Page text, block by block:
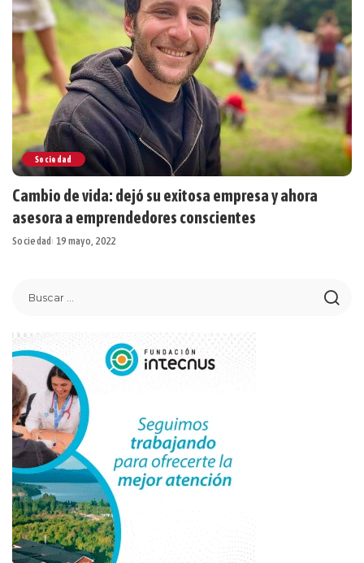
Sociedad
Cambio de vida: dejó su exitosa empresa y ahora
asesora a emprendedores conscientes
Sociedad 19 mayo, 2022